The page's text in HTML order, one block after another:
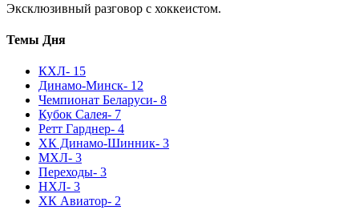
Эксклюзивный разговор с хоккеистом.
Темы Дня
КХЛ- 15
Динамо-Минск- 12
Чемпионат Беларуси- 8
Кубок Салея- 7
Ретт Гарднер- 4
ХК Динамо-Шинник- 3
МХЛ- 3
Переходы- 3
НХЛ- 3
ХК Авиатор- 2